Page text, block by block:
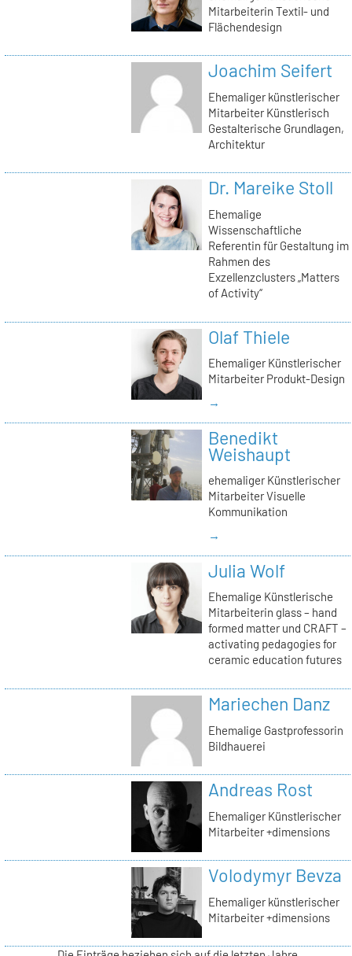
Mitarbeiterin Textil- und
Flächendesign
Joachim Seifert
Ehemaliger künstlerischer
Mitarbeiter Künstlerisch
Gestalterische Grundlagen,
Architektur
Dr. Mareike Stoll
Ehemalige
Wissenschaftliche
Referentin für Gestaltung im
Rahmen des
Exzellenzclusters „Matters
of Activity“
Olaf Thiele
Ehemaliger Künstlerischer
Mitarbeiter Produkt-Design
→
Benedikt
Weishaupt
ehemaliger Künstlerischer
Mitarbeiter Visuelle
Kommunikation
→
Julia Wolf
Ehemalige Künstlerische
Mitarbeiterin glass – hand
formed matter und CRAFT –
activating pedagogies for
ceramic education futures
Mariechen Danz
Ehemalige Gastprofessorin
Bildhauerei
Andreas Rost
Ehemaliger Künstlerischer
Mitarbeiter +dimensions
Volodymyr Bevza
Ehemaliger künstlerischer
Mitarbeiter +dimensions